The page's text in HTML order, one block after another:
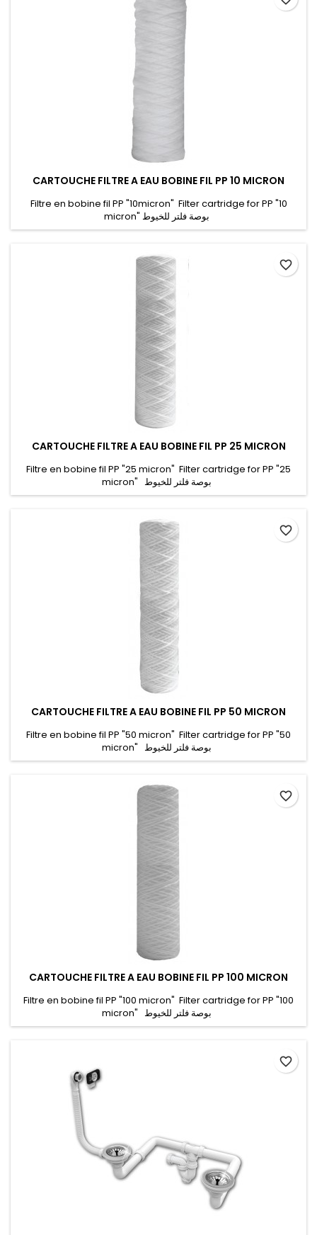
CARTOUCHE FILTRE A EAU BOBINE FIL PP 10 MICRON
Filtre en bobine fil PP "10micron" Filter cartridge for PP "10
CARTOUCHE FILTRE A EAU BOBINE FIL PP 25 MICRON
Filtre en bobine fil PP "25 micron" Filter cartridge for PP "25
favorite_border
CARTOUCHE FILTRE A EAU BOBINE FIL PP 50 MICRON
Filtre en bobine fil PP "50 micron" Filter cartridge for PP "50
favorite_border
CARTOUCHE FILTRE A EAU BOBINE FIL PP 100 MICRON
Filtre en bobine fil PP "100 micron" Filter cartridge for PP "100
favorite_border
favorite_border